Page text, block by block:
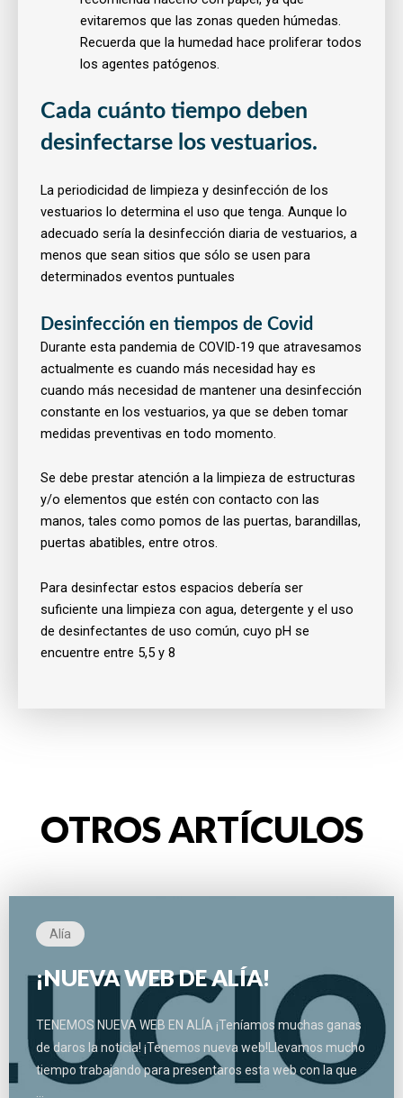
evitaremos que las zonas queden húmedas.
Recuerda que la humedad hace proliferar todos
los agentes patógenos.
Cada cuánto tiempo deben
desinfectarse los vestuarios.
La periodicidad de limpieza y desinfección de los
vestuarios lo determina el uso que tenga. Aunque lo
adecuado sería la desinfección diaria de vestuarios, a
menos que sean sitios que sólo se usen para
determinados eventos puntuales
Desinfección en tiempos de Covid
Durante esta pandemia de COVID-19 que atravesamos
actualmente es cuando más necesidad hay es
cuando más necesidad de mantener una desinfección
constante en los vestuarios, ya que se deben tomar
medidas preventivas en todo momento.
Se debe prestar atención a la limpieza de estructuras
y/o elementos que estén con contacto con las
manos, tales como pomos de las puertas, barandillas,
puertas abatibles, entre otros.
Para desinfectar estos espacios debería ser
suficiente una limpieza con agua, detergente y el uso
de desinfectantes de uso común, cuyo pH se
encuentre entre 5,5 y 8
OTROS ARTÍCULOS
Alía
¡NUEVA WEB DE ALÍA!
TENEMOS NUEVA WEB EN ALÍA ¡Teníamos muchas ganas
de daros la noticia! ¡Tenemos nueva web!Llevamos mucho
tiempo trabajando para presentaros esta web con la que